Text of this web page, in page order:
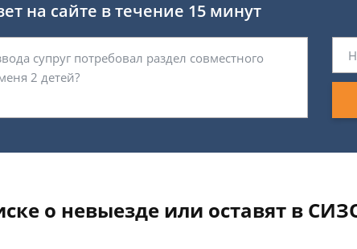
на сайте в течение 15 минут
о невыезде или оставят в